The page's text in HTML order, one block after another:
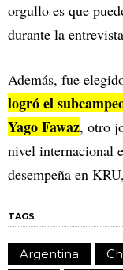
orgullo es que
durante la
Además, fue
logró el
Yago Fawaz, otro
nivel internacional
desempeña en
TAGS
Argentina